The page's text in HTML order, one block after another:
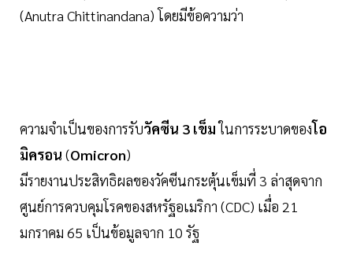
(Anutra Chittinandana) โดยมีข้อความว่า
ความจำเป็นของการรับวัคซีน 3 เข็มในการระบาดของโอ
มิครอน (Omicron)
มีรายงานประสิทธิผลของวัคซีนกระตุ้นเข็มที่ 3 ล่าสุดจาก
ศูนย์การควบคุมโรคของสหรัฐอเมริกา (CDC) เมื่อ 21
มกราคม 65 เป็นข้อมูลจาก 10 รัฐ